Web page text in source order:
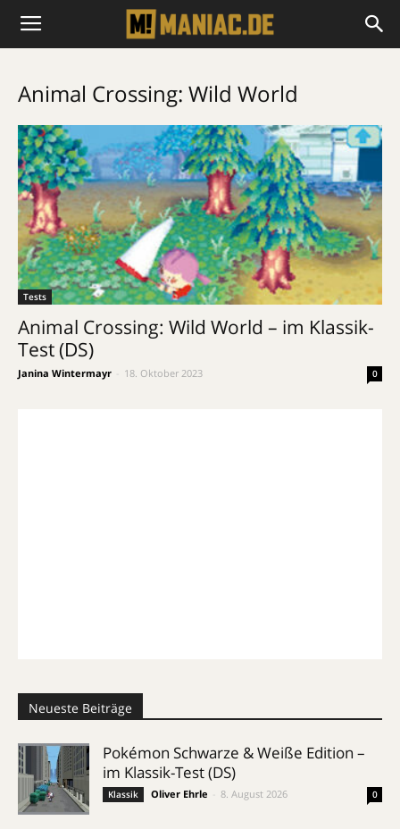
Animal Crossing: Wild World
Tests
Animal Crossing: Wild World – im Klassik-
Test (DS)
Janina Wintermayr 18. Oktober 2023 0
Neueste Beiträge
Pokémon Schwarze & Weiße Edition –
im Klassik-Test (DS)
Klassik Oliver Ehrle 8. August 2026 0